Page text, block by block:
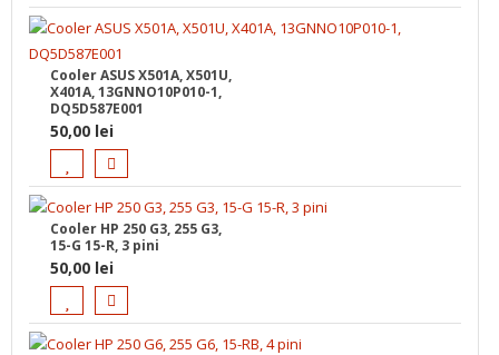
Cooler ASUS X501A, X501U,
X401A, 13GNNO10P010-1,
DQ5D587E001
50,00 lei
Cooler HP 250 G3, 255 G3,
15-G 15-R, 3 pini
50,00 lei